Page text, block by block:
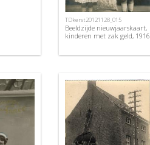
TDkerst20121128_015
Beeldzijde nieuwjaarskaart,
kinderen met zak geld, 1916